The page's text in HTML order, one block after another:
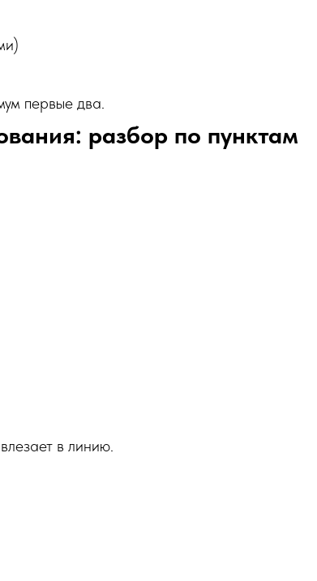
первые два.
разбор по пунктам
в линию.